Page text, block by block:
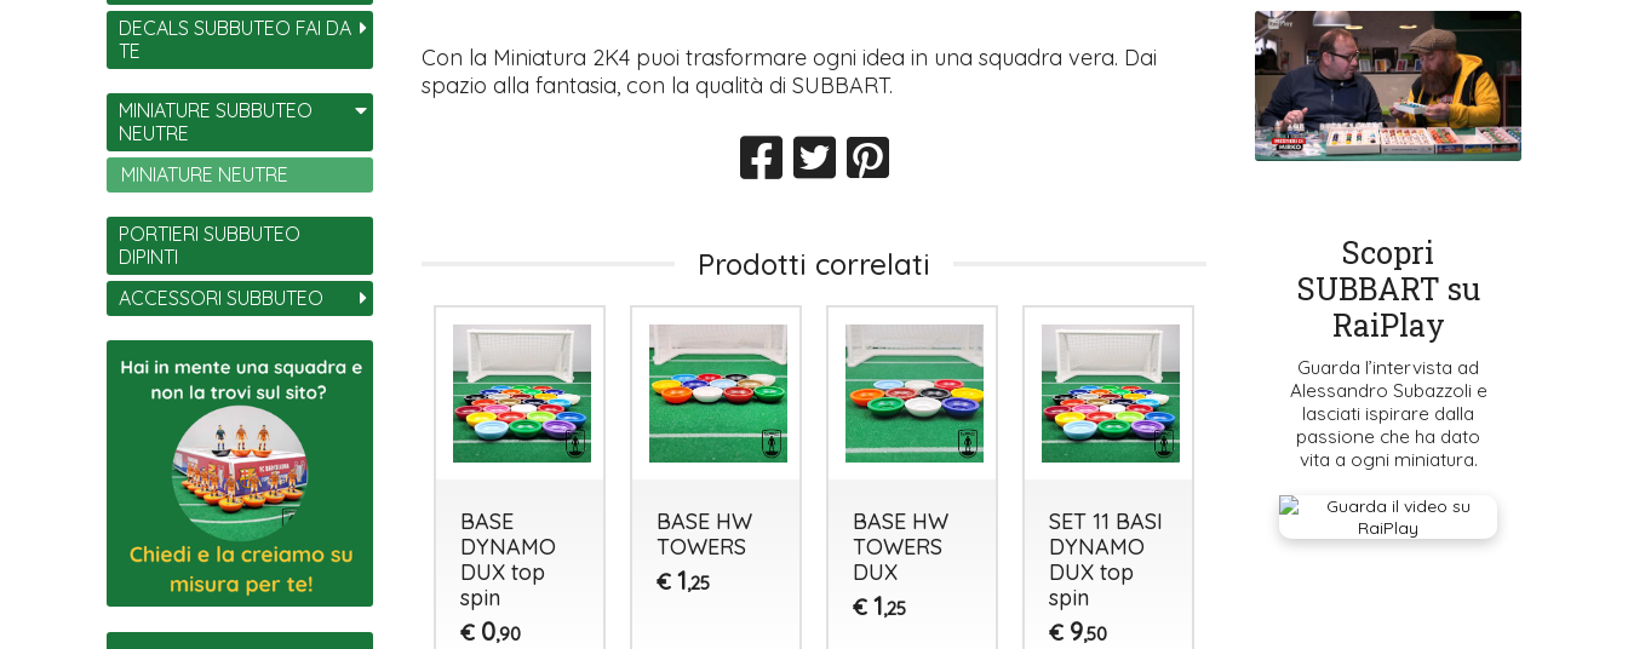
Con la Miniatura 2K4 puoi trasformare ogni idea in una squadra vera. Dai
spazio alla fantasia, con la qualità di SUBBART.
Prodotti correlati
MINIATURA
AL1 TOP
,90
PALLINA
NEUTRA
TOP SPIN
€ 4,00
BASE
DYNAMO
DUX top
spin
€ 0,90
BASE HW
TOWERS
€ 1,25
BASE HW
TOWERS
DUX
€ 1,25
SET 11 BASI
DYNAMO
DUX top
spin
€ 9,50
SET 11 BASI
BASE HW
PRO
DECALS SUBBUTEO FAI DA
TE
MINIATURE SUBBUTEO
NEUTRE
MINIATURE NEUTRE
PORTIERI SUBBUTEO
DIPINTI
ACCESSORI SUBBUTEO
Scopri
SUBBART su
RaiPlay
Guarda l’intervista ad
Alessandro Subazzoli e
lasciati ispirare dalla
passione che ha dato
vita a ogni miniatura.